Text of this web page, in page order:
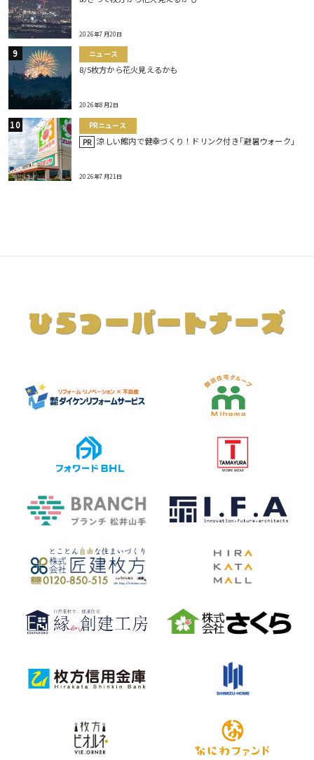
2026年7月20日
ニュース
8/5枚方から花火見えるかも
2026年8月2日
PRニュース
PR 涼しい館内で健幸づくり！ドリンク付き｢避暑ウォーク｣
2026年7月21日